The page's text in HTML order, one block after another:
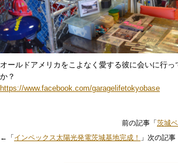
オールドアメリカをこよなく愛する彼に会いに行っ
か？
https://www.facebook.com/garagelifetokyobase
前の記事「 茨城
←「 インペックス太陽光発電茨城基地完成！ 」次の記事